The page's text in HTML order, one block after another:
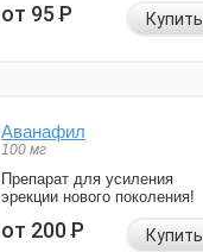
от 95Р Купить
Аванафил
100 мг
Препарат для усиления
эрекции нового поколения!
от 200Р Купить